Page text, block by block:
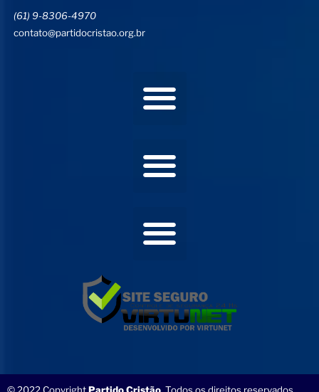
(61) 9-8306-4970
contato@partidocristao.org.br